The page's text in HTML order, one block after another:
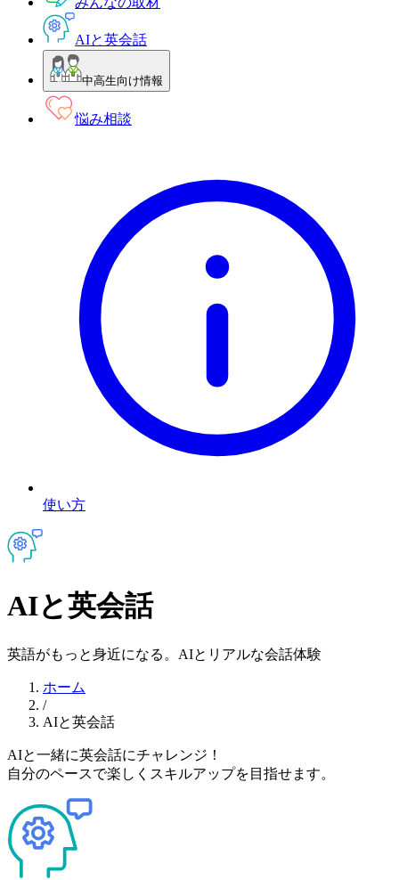
AIと英会話
中高生向け情報
悩み相談
使い方
AIと英会話
英語がもっと身近になる。 AIとリアルな会話体験
ホーム
/
AIと英会話
AIと一緒に英会話にチャレンジ！
自分のペースで楽しくスキルアップを目指せます。